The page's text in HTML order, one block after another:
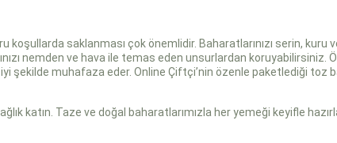
saklanması çok önemlidir. Baharatlarınızı serin, kuru
nemden ve hava ile temas eden unsurlardan koruyabilirsiniz.
şekilde muhafaza eder. Online Çiftçi’nin özenle paketlediği
katın. Taze ve doğal baharatlarımızla her yemeği keyifle